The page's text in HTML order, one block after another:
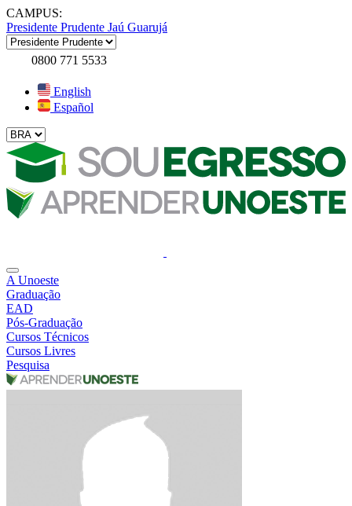
CAMPUS:
Presidente Prudente Jaú Guarujá
0800 771 5533
English
Español
A Unoeste
Graduação
EAD
Pós-Graduação
Cursos Técnicos
Cursos Livres
Pesquisa